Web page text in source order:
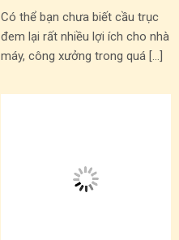
Có thể bạn chưa biết cầu trục
đem lại rất nhiều lợi ích cho nhà
máy, công xưởng trong quá […]